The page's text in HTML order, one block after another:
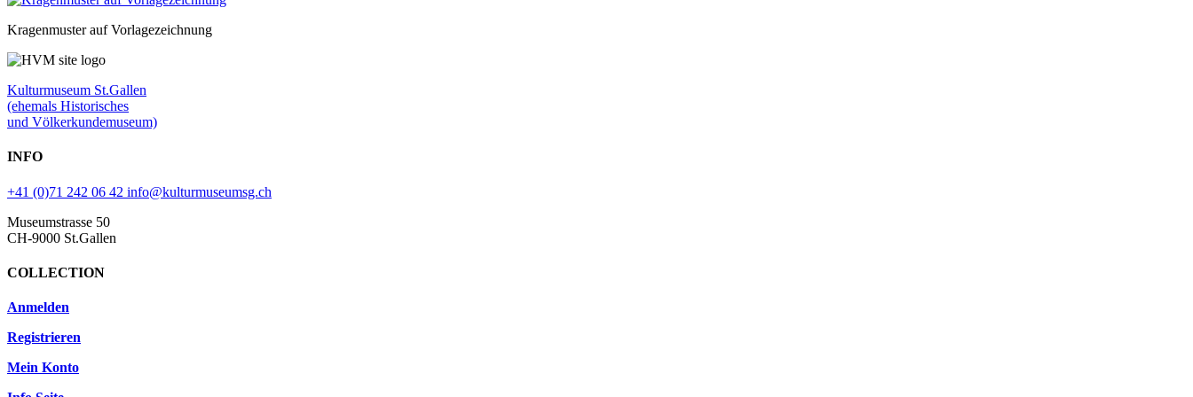
Kragenmuster auf Vorlagezeichnung
Kulturmuseum St.Gallen
(ehemals Historisches
und Völkerkundemuseum)
INFO
+41 (0)71 242 06 42 info@kulturmuseumsg.ch
Museumstrasse 50
CH-9000 St.Gallen
COLLECTION
Anmelden
Registrieren
Mein Konto